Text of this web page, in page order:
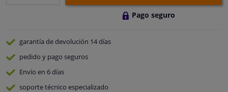
Pago seguro
garantía de devolución 14 días
pedido y pago seguros
Envío en 6 días
soporte técnico especializado